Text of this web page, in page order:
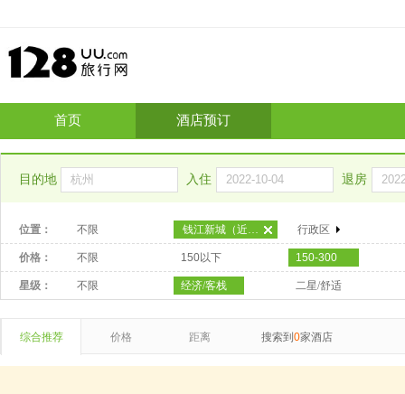
首页 酒店预订
目的地 入住 退房
位置： 不限 钱江新城（近城站） 行政区
价格： 不限 150以下 150-300
星级： 不限 经济/客栈 二星/舒适
综合推荐 价格 距离 搜索到 0家酒店